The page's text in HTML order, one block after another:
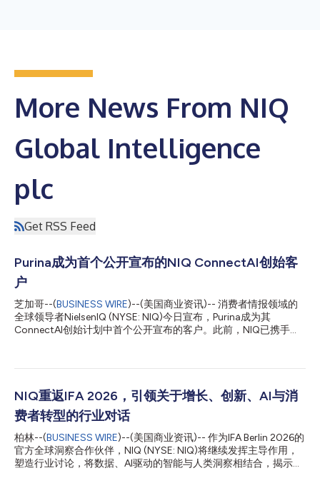
More News From NIQ
Global Intelligence
plc
Get RSS Feed
Purina成为首个公开宣布的NIQ ConnectAI创始客
户
芝加哥--(BUSINESS WIRE)--(美国商业资讯)-- 消费者情报领域的
全球领导者NielsenIQ (NYSE: NIQ)今日宣布，Purina成为其
ConnectAI创始计划中首个公开宣布的客户。此前，NIQ已携手涵
布。 通过ConnectAI，NIQ的前线部署工程师和数据科学家正深入
持日常AI赋能的工作流，并帮助团队更高效地获取相关洞察。
Purina战略与洞察部门的Brian Donovan表示：“要了解宠物主人的
需求，必须清晰地洞察消费者行为、购物习惯和品类趋势的演变。
Purina正与NIQ合作，探索如何将其值得信赖的情报融入Purina日
常的AI赋能工作流中，帮助我们的团队更高效地获取相关消费者洞
察，并更有信心地做出明智决策。” ConnectAI是NIQ“智能驱动
AI”战略的早期产品，也是NIQ将消费者情报转化为决策的平台与构
NIQ重返IFA 2026，引领关于增长、创新、AI与消
费者转型的行业对话
柏林--(BUSINESS WIRE)--(美国商业资讯)-- 作为IFA Berlin 2026的
官方全球洞察合作伙伴，NIQ (NYSE: NIQ)将继续发挥主导作用，
塑造行业讨论，将数据、AI驱动的智能与人类洞察相结合，揭示重